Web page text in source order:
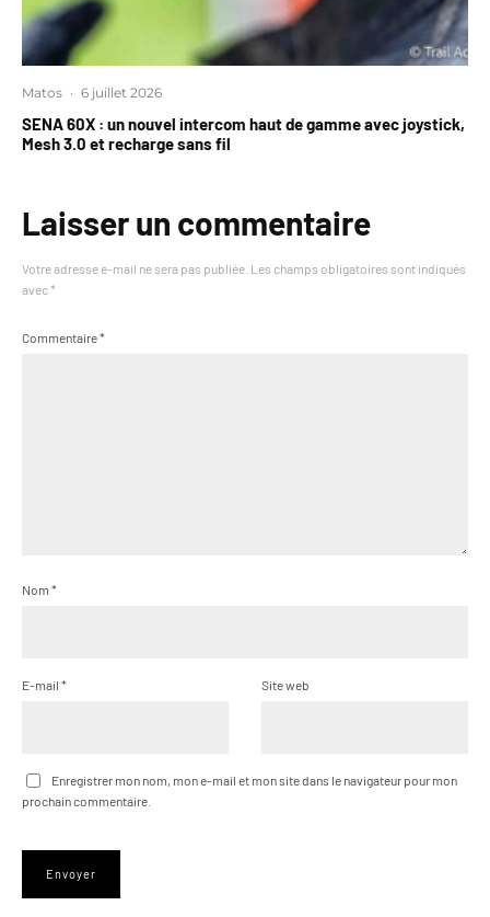
Matos · 6 juillet 2026
SENA 60X : un nouvel intercom haut de gamme avec joystick,
Mesh 3.0 et recharge sans fil
Laisser un commentaire
Votre adresse e-mail ne sera pas publiée. Les champs obligatoires sont indiqués
avec *
Commentaire*
Nom *
E-mail * Site web
Enregistrer mon nom, mon e-mail et mon site dans le navigateur pour mon
prochain commentaire.